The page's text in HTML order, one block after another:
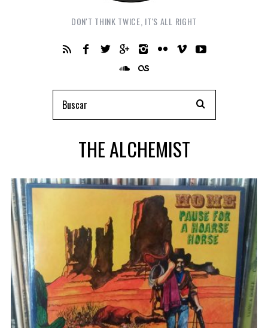
DON'T THINK TWICE, IT'S ALL RIGHT
THE ALCHEMIST